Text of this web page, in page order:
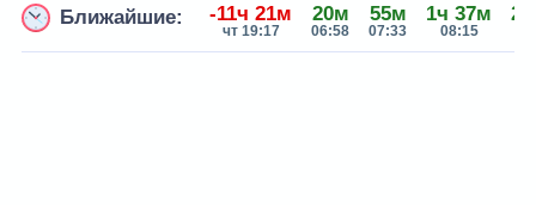
Ближайшие: -11ч 21м
чт 19:17
20м
06:58
55м
07:33
1ч 37м
08:15